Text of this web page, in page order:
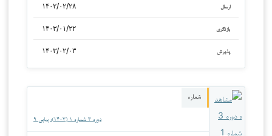
ارسال ۱۴۰۲/۰۲/۲۸
بازنگری ۱۴۰۳/۰۱/۲۲
پذیرش ۱۴۰۳/۰۲/۰۳
شماره
دوره ۳ شماره ۱ (۱۴۰۳): پیاپی ۹